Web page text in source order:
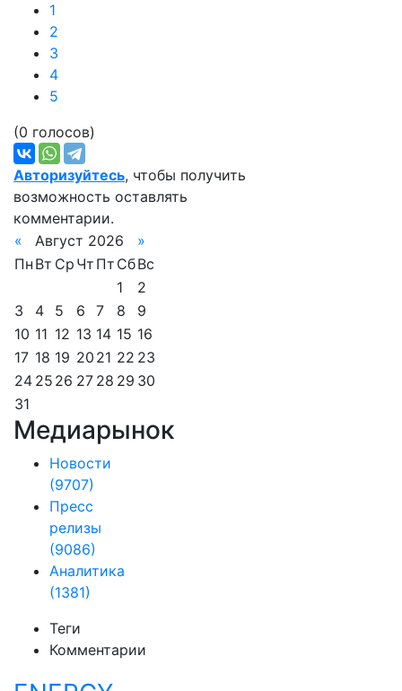
1
2
3
4
5
(0 голосов)
Авторизуйтесь, чтобы получить
возможность оставлять
комментарии.
«
Август 2026
»
Пн Вт Ср Чт Пт СбВс
1
2
3
4 5 6 7 8
9
10 11 12 13 14 15 16
17 18 19 20 21 22 23
24 25 26 27 28 29 30
31
Медиарынок
Новости
(9707)
Пресс
релизы
(9086)
Аналитика
(1381)
Теги
Комментарии